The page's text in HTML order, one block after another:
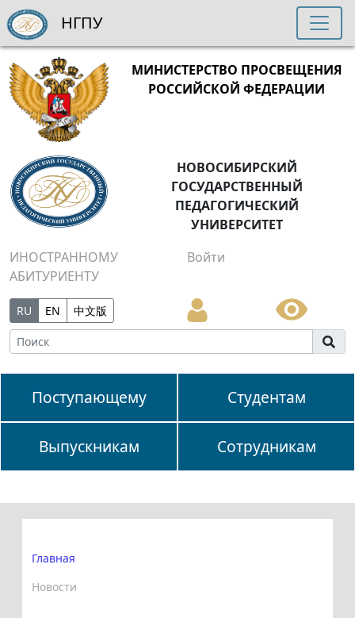
МИНИСТЕРСТВО ПРОСВЕЩЕНИЯ
РОССИЙСКОЙ ФЕДЕРАЦИИ
НОВОСИБИРСКИЙ
ГОСУДАРСТВЕННЫЙ
ПЕДАГОГИЧЕСКИЙ
УНИВЕРСИТЕТ
ИНОСТРАННОМУ
АБИТУРИЕНТУ
Войти
RU EN 中文版
Поступающему Студентам
Выпускникам Сотрудникам
НГПУ
Главная
Новости